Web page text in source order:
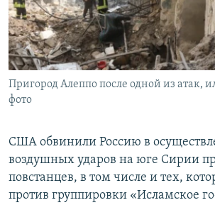
ПОБЕДИТЕЛЕЙ НЕ СУДЯТ?
КРЫМ.НЕПОКОРЕННЫЙ
ELIFBE
УКРАИНСКАЯ ПРОБЛЕМА КРЫМА
ПРИСОЕДИНЯЙТЕСЬ!
Пригород Алеппо после одной из атак,
фото
США обвинили Россию в
воздушных ударов на юге Сирии
повстанцев, в том числе и тех,
против группировки «Исламское